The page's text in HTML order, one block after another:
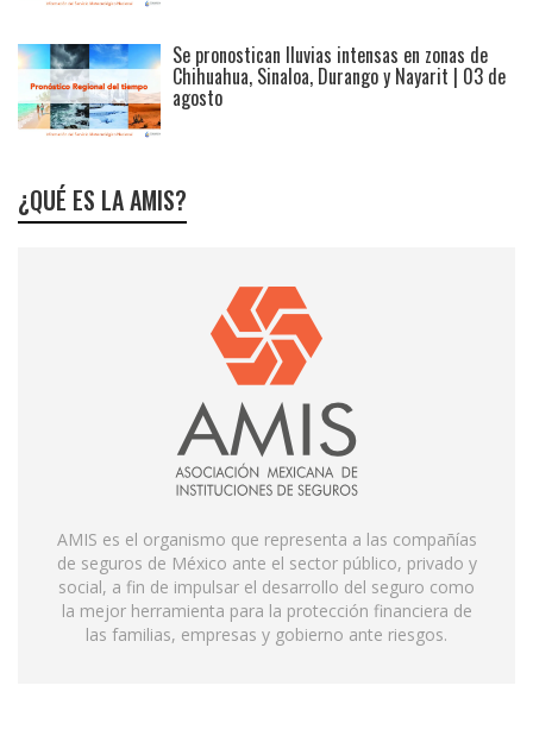
Se pronostican lluvias intensas en zonas de
Chihuahua, Sinaloa, Durango y Nayarit | 03 de
agosto
¿QUÉ ES LA AMIS?
AMIS es el organismo que representa a las compañías
de seguros de México ante el sector público, privado y
social, a fin de impulsar el desarrollo del seguro como
la mejor herramienta para la protección financiera de
las familias, empresas y gobierno ante riesgos.